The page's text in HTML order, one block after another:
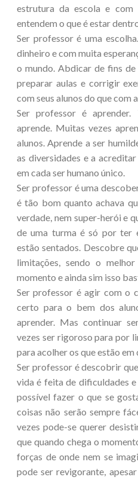
estrutura da escola e com
entendem o que é estar
Ser professor é uma
dinheiro e com muita
o mundo. Abdicar de fins
preparar aulas e corrigir
com seus alunos do que com
Ser professor é
aprende. Muitas vezes
alunos. Aprende a ser
as diversidades e a
em cada ser humano único.
Ser professor é uma
é tão bom quanto achava
verdade, nem super-herói e
de uma turma é só por ter
estão sentados. Descobre
limitações, sendo o
momento e ainda sim isso
Ser professor é agir com o
certo para o bem dos
aprender. Mas continuar
vezes ser rigoroso para por
para acolher os que estão
Ser professor é descobrir
vida é feita de dificuldades
possível fazer o que se
coisas não serão sempre
vezes pode-se querer
que quando chega o
forças de onde nem se
pode ser revigorante,